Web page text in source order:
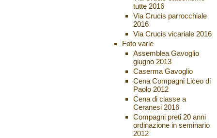
tutte 2016
Via Crucis parrocchiale
2016
Via Crucis vicariale 2016
Foto varie
Assemblea Gavoglio
giugno 2013
Caserma Gavoglio
Cena Compagni Liceo di
Paolo 2012
Cena di classe a
Ceranesi 2016
Compagni preti 20 anni
ordinazione in seminario
2012